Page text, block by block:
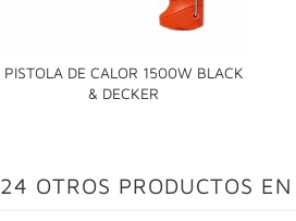
PISTOLA DE CALOR 1500W BLACK
& DECKER

24 OTROS PRODUCTOS